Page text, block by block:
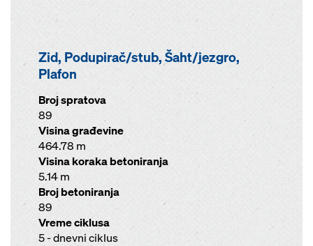
Zid, Podupirač/stub, Šaht/jezgro,
Plafon
Broj spratova
89
Visina građevine
464.78 m
Visina koraka betoniranja
5.14 m
Broj betoniranja
89
Vreme ciklusa
5 - dnevni ciklus